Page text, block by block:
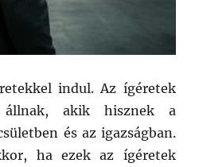
indul. Az ígéretek
állnak, akik hisznek a
és az igazságban.
ha ezek az ígéretek